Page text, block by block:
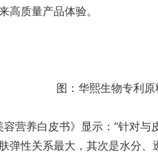
高质量产品体验。
图：华熙生物专利
养白皮书》显示：“针对与
弹性关系最大，其次是水分